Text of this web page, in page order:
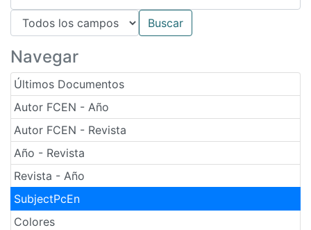
Navegar
Últimos Documentos
Autor FCEN - Año
Autor FCEN - Revista
Año - Revista
Revista - Año
SubjectPcEn
Colores